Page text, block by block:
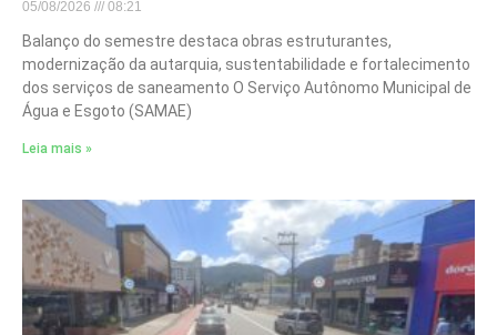
05/08/2026 08:21
Balanço do semestre destaca obras estruturantes,
modernização da autarquia, sustentabilidade e fortalecimento
dos serviços de saneamento O Serviço Autônomo Municipal de
Água e Esgoto (SAMAE)
Leia mais »